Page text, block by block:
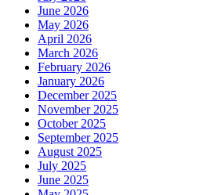
June 2026
May 2026
April 2026
March 2026
February 2026
January 2026
December 2025
November 2025
October 2025
September 2025
August 2025
July 2025
June 2025